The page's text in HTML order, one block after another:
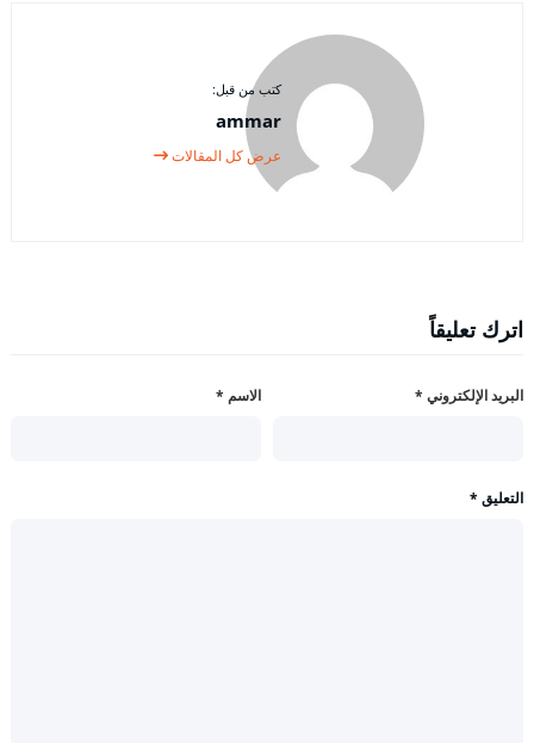
كتب من قبل:
ammar
عرض كل المقالات
اترك تعليقاً
الاسم * البريد الإلكتروني *
التعليق *